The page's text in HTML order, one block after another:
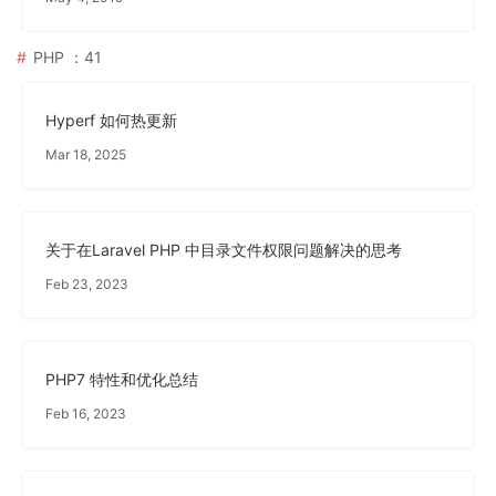
PHP ：41
Hyperf 如何热更新
Mar 18, 2025
关于在Laravel PHP 中目录文件权限问题解决的思考
Feb 23, 2023
PHP7 特性和优化总结
Feb 16, 2023